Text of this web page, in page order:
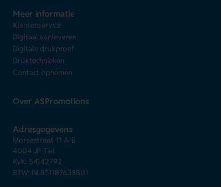
Meer informatie
Klantenservice
Digitaal aanleveren
Digitale drukproef
Druktechnieken
Contact opnemen
Over ASPromotions
Adresgegevens
Morsestraat 11 A-B
4004 JP Tiel
KvK: 54142792
BTW: NL851187638B01